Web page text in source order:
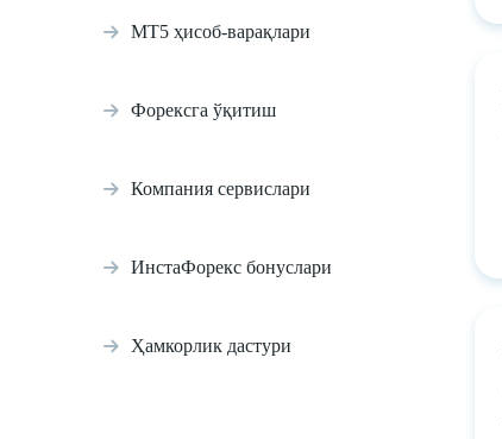
MT5 ҳисоб-варақлари
Форексга ўқитиш
Компания сервислари
ИнстаФорекс бонуслари
Ҳамкорлик дастури